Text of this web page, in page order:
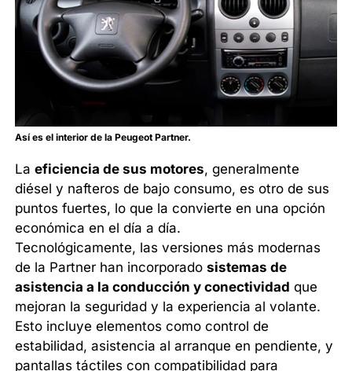
Así es el interior de la Peugeot Partner.
Laeficiencia de sus motores, generalmente
diésel y nafteros de bajo consumo, es otro de sus
puntos fuertes, lo que la convierte en una opción
económica en el día a día.
Tecnológicamente, las versiones más modernas
de la Partner han incorporadosistemas de
asistencia a la conducción y conectividad que
mejoran la seguridad y la experiencia al volante.
Esto incluye elementos como control de
estabilidad, asistencia al arranque en pendiente, y
pantallas táctiles con compatibilidad para